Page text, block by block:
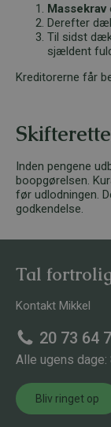
Massekrav
Derefter
Til sidst
sjældent
Kreditorerne får
Inden pengene
boopgørelsen.
før udlodningen.
godkendelse.
Tal
Kontakt Mikkel
20 73 64
Alle ugens dage:
Bliv ringet op